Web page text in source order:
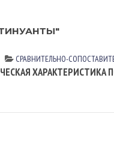
СРАВНИТЕЛЬНО-
ХАРАКТЕРИСТИКА